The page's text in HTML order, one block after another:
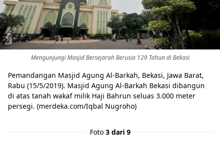
Mengunjungi Masjid Bersejarah Berusia 129 Tahun di Bekasi
Pemandangan Masjid Agung Al-Barkah, Bekasi, Jawa Barat,
Rabu (15/5/2019). Masjid Agung Al-Barkah Bekasi dibangun
di atas tanah wakaf milik Haji Bahrun seluas 3.000 meter
persegi. (merdeka.com/Iqbal Nugroho)
Foto 3 dari 9